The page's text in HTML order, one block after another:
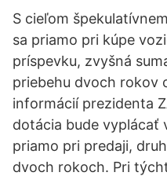
S cieľom
sa priamo pri kúpe
príspevku, zvyšná
priebehu dvoch rokov
informácií prezidenta
dotácia bude vyplácať
priamo pri predaji,
dvoch rokoch. Pri